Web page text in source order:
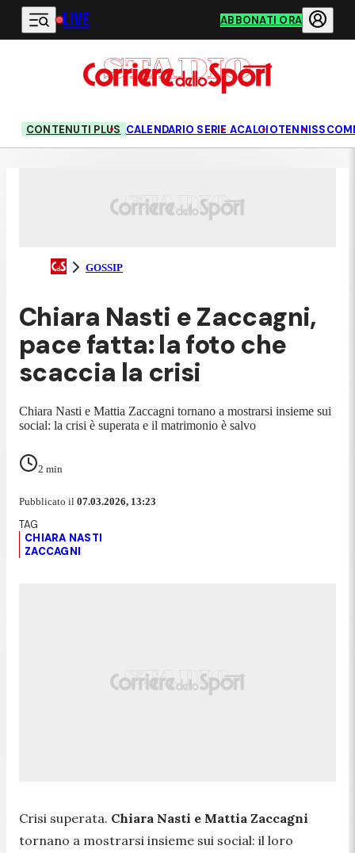
Vai al contenuto principale
LIVE ABBONATI ORA
CONTENUTI PLUS CALENDARIO SERIE ACALCIOTENNIS
GOSSIP
Chiara Nasti e Zaccagni,
pace fatta: la foto che
scaccia la crisi
Chiara Nasti e Mattia Zaccagni tornano a mostrarsi insieme sui
social: la crisi è superata e il matrimonio è salvo
2 min
Pubblicato il 07.03.2026, 13:23
CHIARA NASTI
ZACCAGNI
Crisi superata. Chiara Nasti e Mattia Zaccagni
tornano a mostrarsi insieme sui social: il loro